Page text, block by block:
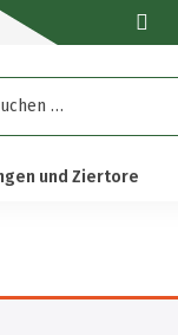
und Ziertore